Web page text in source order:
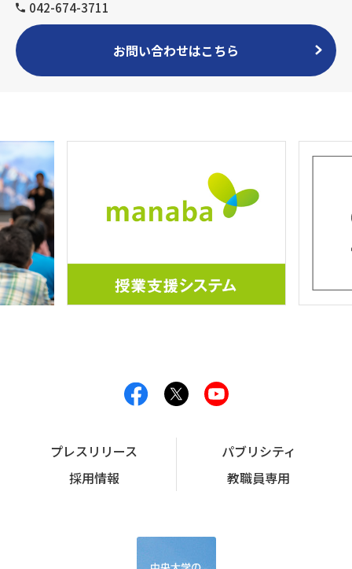
042-674-3711
お問い合わせはこちら
プレスリリース
パブリシティ
採用情報
教職員専用